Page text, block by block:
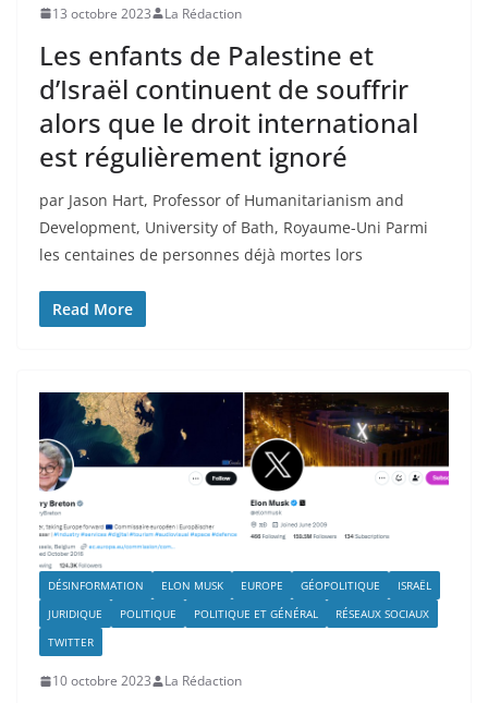
13 octobre 2023 La Rédaction
Les enfants de Palestine et
d’Israël continuent de souffrir
alors que le droit international
est régulièrement ignoré
par Jason Hart, Professor of Humanitarianism and
Development, University of Bath, Royaume-Uni Parmi
les centaines de personnes déjà mortes lors
Read More
DÉSINFORMATION ELON MUSK EUROPE GÉOPOLITIQUE
ISRAËL
JURIDIQUE
POLITIQUE POLITIQUE ET GÉNÉRAL
RÉSEAUX SOCIAUX
TWITTER
10 octobre 2023 La Rédaction